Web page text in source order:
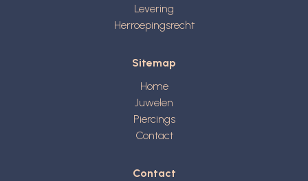
Levering
Herroepingsrecht
Sitemap
Home
Juwelen
Piercings
Contact
Contact